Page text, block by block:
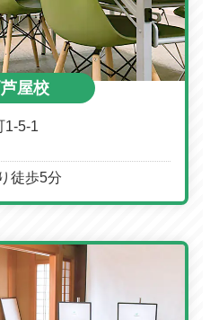
屋校
1-5-1
徒歩5分